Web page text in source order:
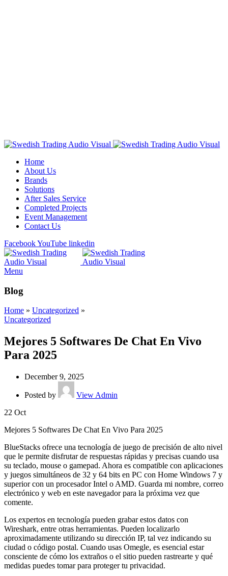
Home
About Us
Brands
Solutions
After Sales Service
Completed Projects
Event Management
Contact Us
FacebookYouTube linkedin
Menu
Blog
Home » Uncategorized »
Uncategorized
Mejores 5 Softwares De Chat En Vivo
Para 2025
December 9, 2025
Posted by
View Admin
22 Oct
Mejores 5 Softwares De Chat En Vivo Para 2025
BlueStacks ofrece una tecnología de juego de precisión de alto nivel
que le permite disfrutar de respuestas rápidas y precisas cuando usa
su teclado, mouse o gamepad. Ahora es compatible con aplicaciones
y juegos simultáneos de 32 y 64 bits en PC con Home Windows 7 y
superior con un procesador Intel o AMD. Guarda mi nombre, correo
electrónico y web en este navegador para la próxima vez que
comente.
Los expertos en tecnología pueden grabar estos datos con
Wireshark, entre otras herramientas. Pueden localizarlo
aproximadamente utilizando su dirección IP, tal vez indicando su
ciudad o código postal. Cuando usas Omegle, es esencial estar
consciente de cómo los extraños o el sitio pueden rastrearte y qué
medidas puedes tomar para proteger tu privacidad.